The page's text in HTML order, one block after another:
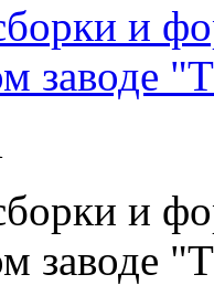
и
заводе
и
заводе